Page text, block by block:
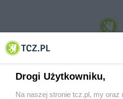
© 2001-2026 Tczew - TCZ.PL Sp. z o.o.
Drogi Użytkowniku,
Na naszej stronie tcz.pl, my oraz